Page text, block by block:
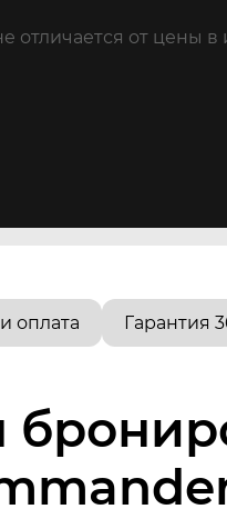
отличается от цены в
оплата Гарантия